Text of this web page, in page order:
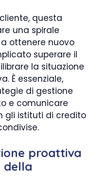
questa
una spirale
ottenere nuovo
superare il
la situazione
È essenziale,
di gestione
e comunicare
gli istituti di credito
proattiva
della